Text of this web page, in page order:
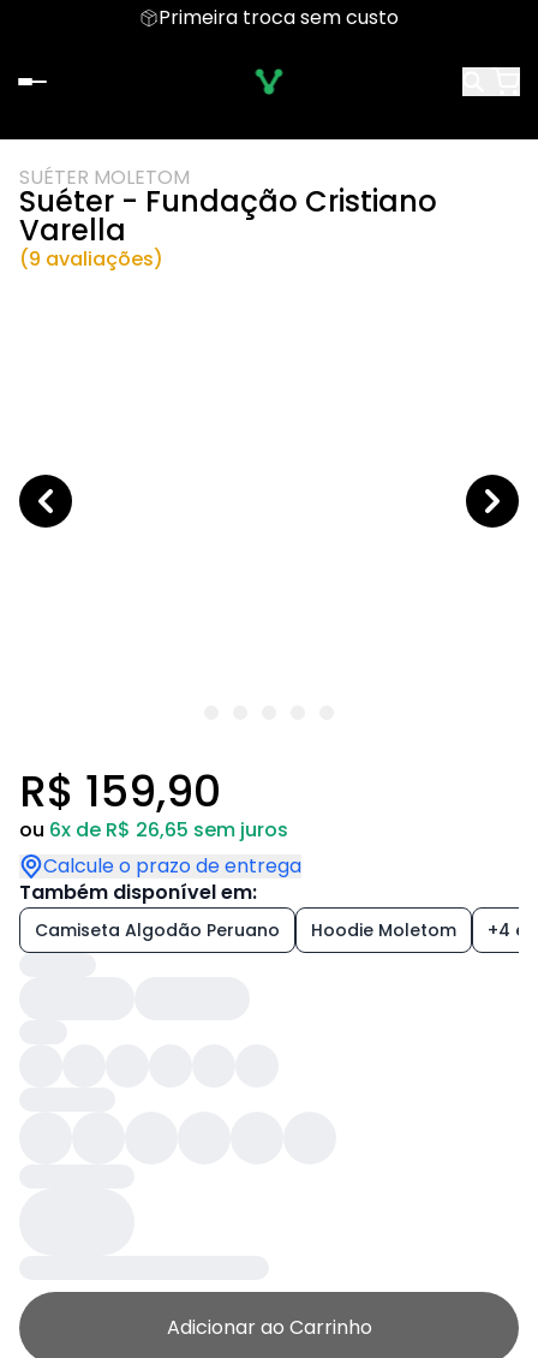
Primeira troca sem custo
SUÉTER MOLETOM
Suéter - Fundação Cristiano
Varella
(9 avaliações)
R$ 159,90
ou 6x de R$ 26,65 sem juros
Calcule o prazo de entrega
Também disponível em:
Camiseta Algodão Peruano Hoodie Moletom +4
Adicionar ao Carrinho